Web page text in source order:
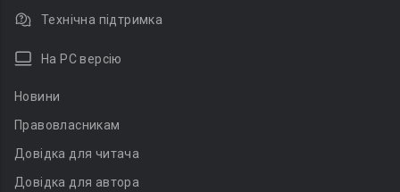
Технічна підтримка
На PC версію
Новини
Правовласникам
Довідка для читача
Довідка для автора